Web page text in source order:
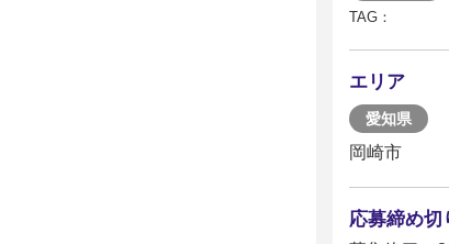
TAG：
エリア
愛知県
岡崎市
応募締め切